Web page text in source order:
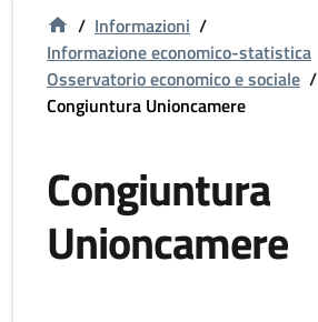
/ Informazioni /
Informazione economico-statistica
Osservatorio economico e sociale /
Congiuntura Unioncamere
Congiuntura
Unioncamere